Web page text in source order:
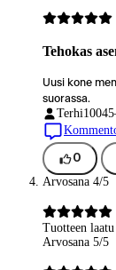
Tehokas
Uusi kone
suorassa.
Terhi100
0
Arvosana 4/5
Tuotteen laatu
Arvosana 5/5